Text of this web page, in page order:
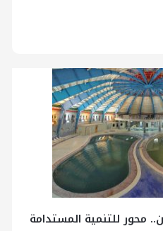
محور للتنمية المستدامة